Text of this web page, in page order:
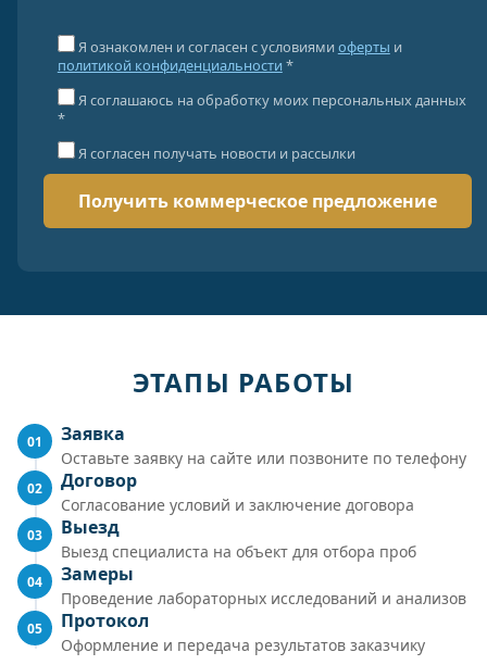
Я ознакомлен и согласен с условиями оферты и
политикой конфиденциальности *
Я соглашаюсь на обработку моих персональных данных
*
Я согласен получать новости и рассылки
ЭТАПЫ РАБОТЫ
01 Заявка
Оставьте заявку на сайте или позвоните по телефону
02 Договор
Согласование условий и заключение договора
03 Выезд
Выезд специалиста на объект для отбора проб
04 Замеры
Проведение лабораторных исследований и анализов
05 Протокол
Оформление и передача результатов заказчику